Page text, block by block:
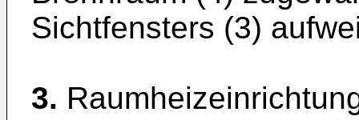
Sichtfensters (3)
3.